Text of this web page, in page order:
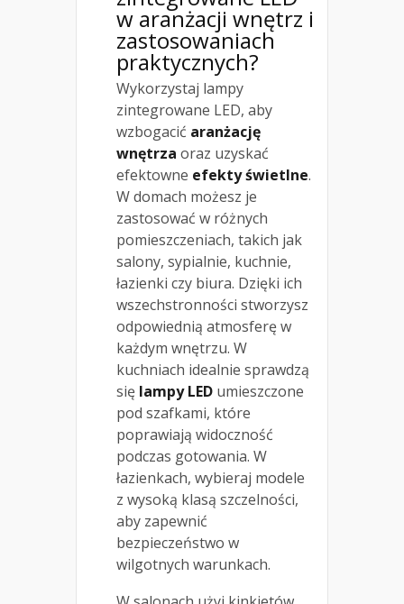
w aranżacji wnętrz i
zastosowaniach
praktycznych?
Wykorzystaj lampy
zintegrowane LED, aby
wzbogacić aranżację
wnętrza oraz uzyskać
efektowne efekty świetlne.
W domach możesz je
zastosować w różnych
pomieszczeniach, takich jak
salony, sypialnie, kuchnie,
łazienki czy biura. Dzięki ich
wszechstronności stworzysz
odpowiednią atmosferę w
każdym wnętrzu. W
kuchniach idealnie sprawdzą
się lampy LED umieszczone
pod szafkami, które
poprawiają widoczność
podczas gotowania. W
łazienkach, wybieraj modele
z wysoką klasą szczelności,
aby zapewnić
bezpieczeństwo w
wilgotnych warunkach.